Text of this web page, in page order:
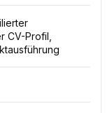
CV-Profil,